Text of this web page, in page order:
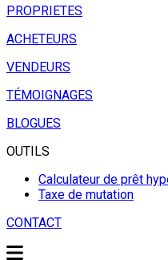
PROPRIETES
ACHETEURS
VENDEURS
TÉMOIGNAGES
BLOGUES
OUTILS
Calculateur de prêt
Taxe de mutation
CONTACT